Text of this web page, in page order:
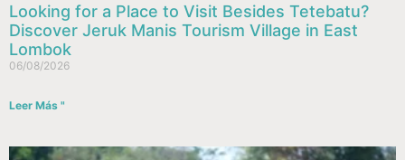
Looking for a Place to Visit Besides Tetebatu?
Discover Jeruk Manis Tourism Village in East
Lombok
06/08/2026
Leer Más "